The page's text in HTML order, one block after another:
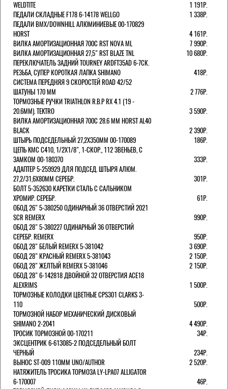
WELDTITE
1 191Р.
ПЕДАЛИ СКЛАДНЫЕ F178 6-14178 WELLGO
1 338Р.
ПЕДАЛИ BMX/DOWNHILL АЛЮМИНИЕВЫЕ 00-170829
HORST
4 161Р.
ВИЛКА АМОРТИЗАЦИОННАЯ 700С RST NOVA ML
7 990Р.
ВИЛКА АМОРТИЗАЦИОННАЯ 27,5" RST BLAZE TNL
10 680Р.
ПЕРЕКЛЮЧАТЕЛЬ ЗАДНИЙ TOURNEY ARDFT35AD 6-7СК.
РЕЗЬБА, СУПЕР КОРОТКАЯ ЛАПКА SHIMANO
418Р.
СИСТЕМА ПЕРЕДНЯЯ 9 СКОРОСТЕЙ ROAD 42/52
ШАТУНЫ 170 ММ
2 776Р.
ТОРМОЗНЫЕ РУЧКИ TRIATHLON R.B.P RX 4.1 (19 -
20.6ММ). TEKTRO
3 590Р.
ВИЛКА АМОРТИЗАЦИОННАЯ 700C 28.6 ММ HORST AL40
BLACK
2 390Р.
ШТЫРЬ ПОДСЕДЕЛЬНЫЙ 27,2Х350ММ 00-170089
186Р.
ЦЕПЬ KMC C410, 1/2Х1/8", 1-СКОР., 112 ЗВЕНЬЕВ, С
ЗАМКОМ 00-180370
333Р.
АДАПТЕР 5-259929 ДЛЯ ПОДСЕД. ШТЫРЯ АЛЮМ.
27,2/31,6Х80ММ СЕРЕБР.
301Р.
БОЛТ 5-352630 КАРЕТКИ СТАЛЬ С САЛЬНИКОМ
ХРОМИР. СЕРЕБР.
61Р.
ОБОД 26" 5-380250 ОДИНАРНЫЙ 36 ОТВЕРСТИЙ 2021
SCR REMERX
990Р.
ОБОД 28" 5-380227 ОДИНАРНЫЙ 36 ОТВЕРСТИЙ
СЕРЕБР. REMERX
950Р.
ОБОД 28" БЕЛЫЙ REMERX 5-381042
3 690Р.
ОБОД 28" КРАСНЫЙ REMERX 5-381043
2 150Р.
ОБОД 28" ЖЕЛТЫЙ REMERX 5-381046
2 150Р.
ОБОД 28" 6-142818 ДВОЙНОЙ 32 ОТВЕРСТИЯ ACE18
ALEXRIMS
1 500Р.
ТОРМОЗНЫЕ КОЛОДКИ ЦВЕТНЫЕ CPS301 CLARKS 3-
110
500Р.
ТОРМОЗНОЙ НАБОР МЕХАНИЧЕСКИЙ ДИСКОВЫЙ
SHIMANO 2-2041
4 490Р.
ТРОСИК ТОРМОЗНОЙ 00-170211
34Р.
ЭКСЦЕНТРИК 6-613085-2 ПОДСЕДЕЛЬНЫЙ БОЛТ
ЧЕРНЫЙ
234Р.
ВЫНОС ST-009 110ММ UNO/AUTHOR
2 520Р.
НАТЯЖИТЕЛЬ ТРОСИКА ТОРМОЗА LY-LPA07 ALLIGATOR
6-170007
46Р.